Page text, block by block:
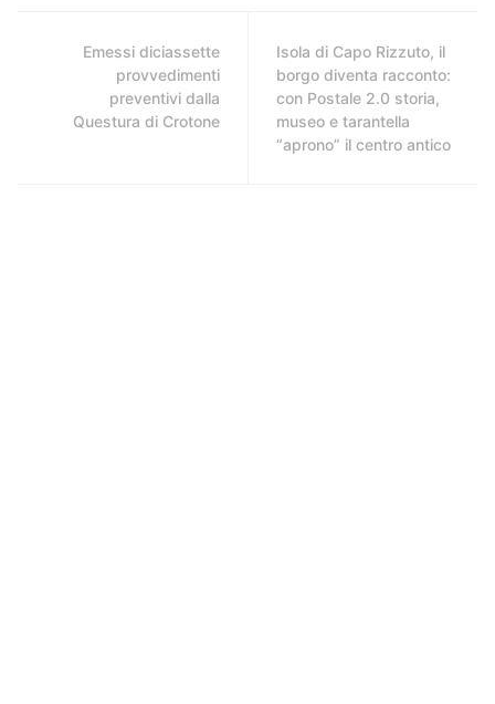
Emessi diciassette
provvedimenti
preventivi dalla
Questura di Crotone
Isola di Capo Rizzuto, il
borgo diventa racconto:
con Postale 2.0 storia,
museo e tarantella
“aprono” il centro antico